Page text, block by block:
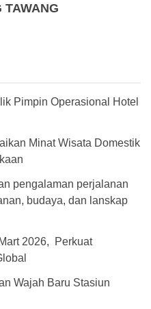
TAWANG
Pimpin Operasional Hotel
Minat Wisata Domestik
pengalaman perjalanan
budaya, dan lanskap
2026, Perkuat
Wajah Baru Stasiun